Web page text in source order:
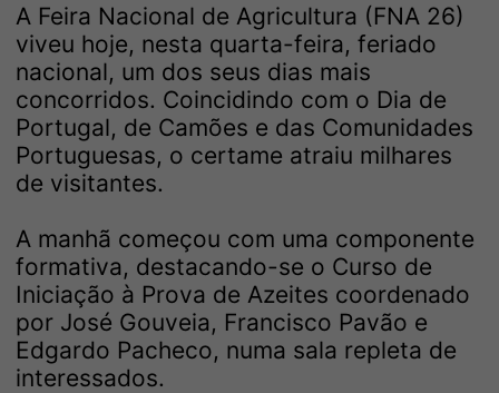
A Feira Nacional de Agricultura (FNA 26)
viveu hoje, nesta quarta-feira, feriado
nacional, um dos seus dias mais
concorridos. Coincidindo com o Dia de
Portugal, de Camões e das Comunidades
Portuguesas, o certame atraiu milhares
de visitantes.
A manhã começou com uma componente
formativa, destacando-se o Curso de
Iniciação à Prova de Azeites coordenado
por José Gouveia, Francisco Pavão e
Edgardo Pacheco, numa sala repleta de
interessados.